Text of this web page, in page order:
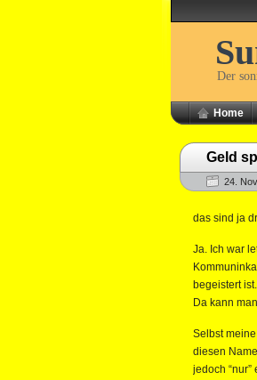
Der
Home
Geld
24.
das sind ja
Ja. Ich war
begeistert
Da kann
Selbst
diesen
jedoch